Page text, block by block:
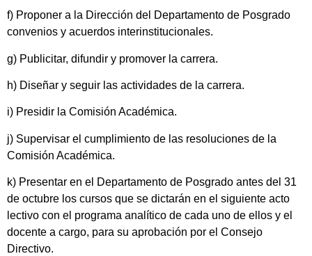
f) Proponer a la Dirección del Departamento de Posgrado
convenios y acuerdos interinstitucionales.
g) Publicitar, difundir y promover la carrera.
h) Diseñar y seguir las actividades de la carrera.
i) Presidir la Comisión Académica.
j) Supervisar el cumplimiento de las resoluciones de la
Comisión Académica.
k) Presentar en el Departamento de Posgrado antes del 31
de octubre los cursos que se dictarán en el siguiente acto
lectivo con el programa analítico de cada uno de ellos y el
docente a cargo, para su aprobación por el Consejo
Directivo.